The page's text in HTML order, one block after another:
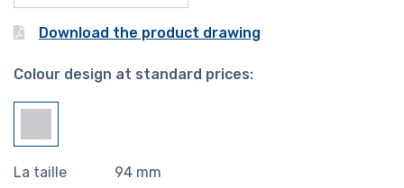
Download the product drawing
Colour design at standard prices:
La taille 94 mm